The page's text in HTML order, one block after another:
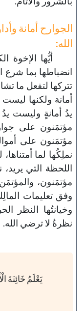
الجوارح أمانة
الله:
أيُّها الإخوة
انضباطها بما شرع
تتركها لتفعل ما
أمانة ولكنها
يدُ أمانةٍ وليست
مؤتمَنون على
مؤتمَنون على
نملِكُها لما
اللحظة التي
مؤتمَنون،
وفق تعليمات
وخيانتُها النظر
نظرةٌ لا ترضي الله.
يَعْلَمُ خَائِنَةَ